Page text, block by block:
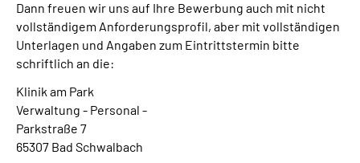
Dann freuen wir uns auf Ihre Bewerbung auch mit nicht
vollständigem Anforderungsprofil, aber mit vollständigen
Unterlagen und Angaben zum Eintrittstermin bitte
schriftlich an die:
Klinik am Park
Verwaltung - Personal -
Parkstraße 7
65307 Bad Schwalbach